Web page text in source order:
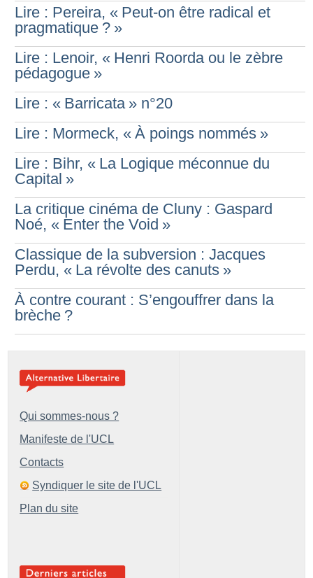
Lire : Pereira, « Peut-on être radical et
pragmatique ? »
Lire : Lenoir, « Henri Roorda ou le zèbre
pédagogue »
Lire : « Barricata » n°20
Lire : Mormeck, « À poings nommés »
Lire : Bihr, « La Logique méconnue du
Capital »
La critique cinéma de Cluny : Gaspard
Noé, « Enter the Void »
Classique de la subversion : Jacques
Perdu, « La révolte des canuts »
À contre courant : S’engouffrer dans la
brèche ?
Qui sommes-nous ?
Manifeste de l'UCL
Contacts
Syndiquer le site de l'UCL
Plan du site